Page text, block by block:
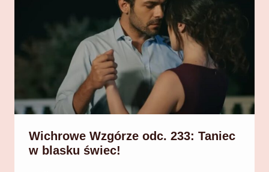
Wichrowe Wzgórze odc. 233: Taniec
w blasku świec!